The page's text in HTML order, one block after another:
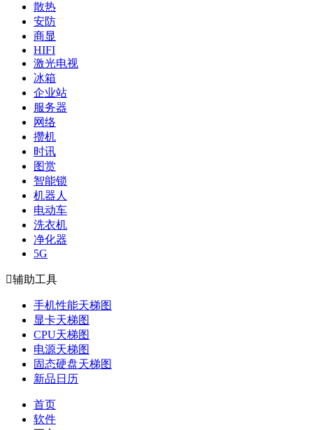
散热
安防
商显
HIFI
激光电视
冰箱
企业站
服务器
网络
攒机
时讯
图赏
智能锁
机器人
电动车
洗衣机
净化器
5G
辅助工具
手机性能天梯图
显卡天梯图
CPU天梯图
电源天梯图
固态硬盘天梯图
新品日历
首页
软件